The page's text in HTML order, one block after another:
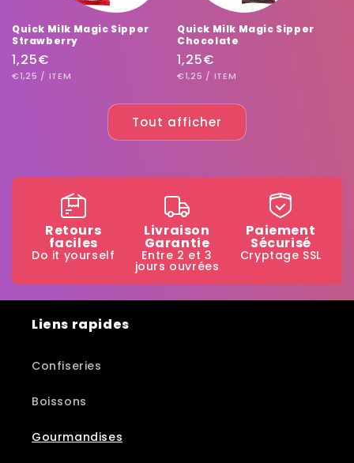
Quick Milk Magic Sipper
Strawberry
Prix
habituel
1,25€
PRIX
€1,25 / PAR
ITEM
Quick Milk Magic Sipper
Chocolate
Prix
habituel
1,25€
PRIX
€1,25 / PAR
ITEM
Tout afficher
Retours
faciles
Do it yourself
Livraison
Garantie
Entre 2 et 3
jours ouvrées
Paiement
Sécurisé
Cryptage SSL
Liens rapides
Confiseries
Boissons
Gourmandises